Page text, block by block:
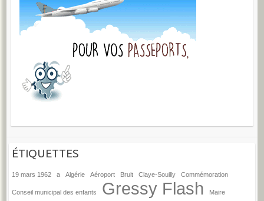
ÉTIQUETTES
19 mars 1962 a Algérie Aéroport Bruit Claye-Souilly Commémoration
Conseil municipal des enfants Gressy Flash Maire